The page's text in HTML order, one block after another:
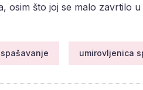
osim što joj se malo zavrtilo
spašavanje umirovljenica